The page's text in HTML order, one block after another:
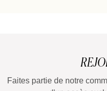
Faites partie de notre